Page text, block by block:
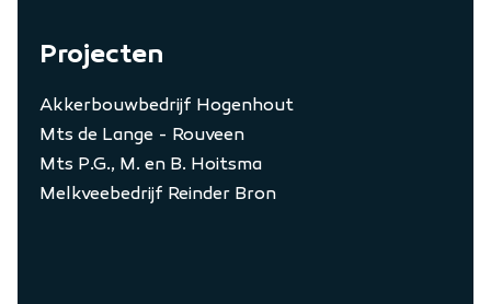
Projecten
Akkerbouwbedrijf Hogenhout
Mts de Lange - Rouveen
Mts P.G., M. en B. Hoitsma
Melkveebedrijf Reinder Bron